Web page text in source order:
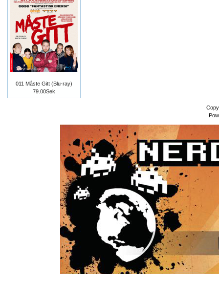
011 Måste Gitt (Blu-ray)
79.00Sek